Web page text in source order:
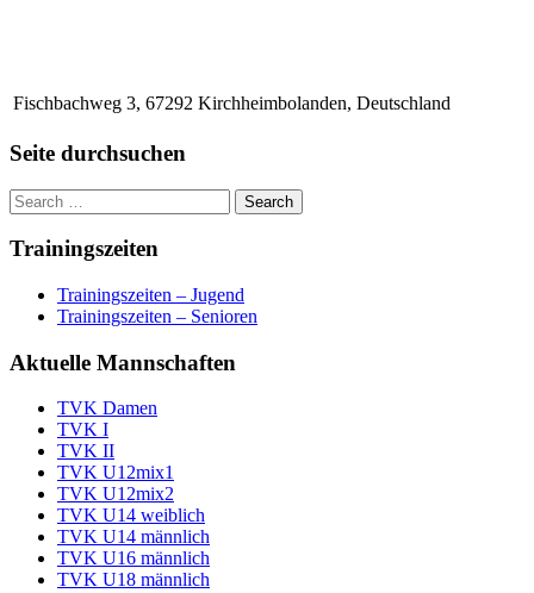
Fischbachweg 3, 67292 Kirchheimbolanden, Deutschland
Seite durchsuchen
Trainingszeiten
Trainingszeiten – Jugend
Trainingszeiten – Senioren
Aktuelle Mannschaften
TVK Damen
TVK I
TVK II
TVK U12mix1
TVK U12mix2
TVK U14 weiblich
TVK U14 männlich
TVK U16 männlich
TVK U18 männlich